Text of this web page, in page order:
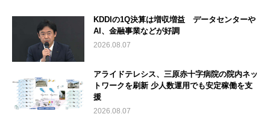
KDDIの1Q決算は増収増益 データセンターや
AI、金融事業などが好調
2026.08.07
アライドテレシス、三原赤十字病院の院内ネッ
トワークを刷新 少人数運用でも安定稼働を支
援
2026.08.07